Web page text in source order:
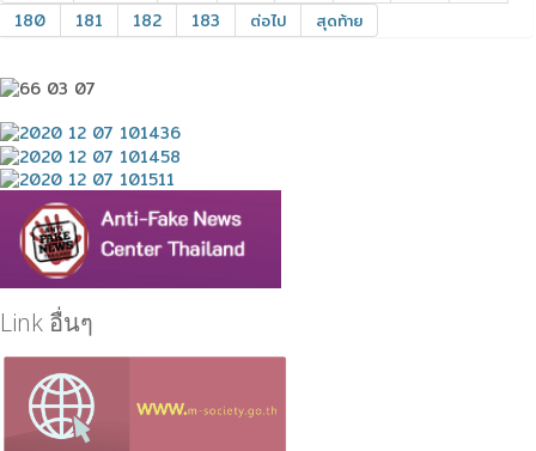
180
181 182 183 ต่อไป สุดท้าย
Link อื่นๆ